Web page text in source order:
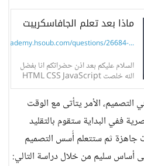
ماذا بعد تعلم الجافاسكريبت
academy.hsoub.com/questions/26684-...
السلام عليكم بعد اذن حضراتكم انا بفضل
الله خلصت HTML CSS JavaScript
bootstrap و عملت مشاريع مثل Tic-
Tac-Toe و مشروع مواقيت الصلاه مع
Api و...
التصميم، الأمر يتأتى مع الوقت
ففي البداية ستقوم بالتقليد
جاهزة ثم ستتعلم أُسس التصميم
أساس سليم من خلال دراسة التالي: